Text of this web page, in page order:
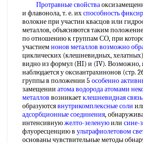
Протравные свойства
и флавонола, т. е. ихспособность
волокне при участии квасцов или
металлов, объясняются таким
по отношению к группам СО, при
участиемнонов металлов возможно
циклических (клешневидных,
видно из формул (HI) и (IV). Возможно,
наблюдается у оксиантрахинонов (стр.
группы в положении 5 особенно
замещении атома водорода атомами
металлов возникаетклешневидная связь
образуютсявнутрикомплексные соли
адсорбционные соединения,
интенсивнуюжелто-зеленуюили сине-
флуоресценцию в ультрафиолетовом
основаны чувствительные методы